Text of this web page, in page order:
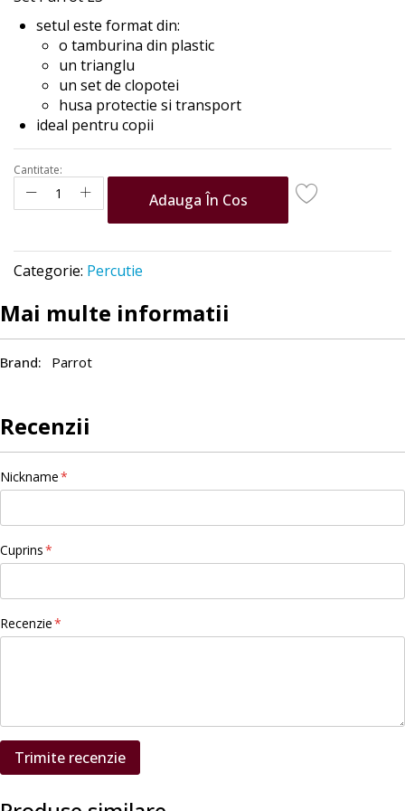
images
gallery
setul este format din:
o tamburina din plastic
un trianglu
un set de clopotei
husa protectie si transport
ideal pentru copii
Cantitate:
Adauga În Cos
Categorie: Percutie
Mai multe informatii
Parrot
Recenzii
Nickname
Cuprins
Recenzie
Trimite recenzie